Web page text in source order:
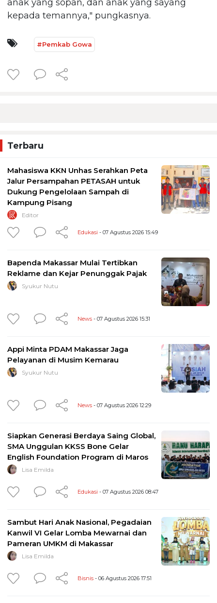
anak yang sopan, dan anak yang sayang
kepada temannya," pungkasnya.
#Pemkab Gowa
Terbaru
Mahasiswa KKN Unhas Serahkan Peta
Jalur Persampahan PETASAH untuk
Dukung Pengelolaan Sampah di
Kampung Pisang
Editor
Edukasi - 07 Agustus 2026 15:49
Bapenda Makassar Mulai Tertibkan
Reklame dan Kejar Penunggak Pajak
Syukur Nutu
News - 07 Agustus 2026 15:31
Appi Minta PDAM Makassar Jaga
Pelayanan di Musim Kemarau
Syukur Nutu
News - 07 Agustus 2026 12:29
Siapkan Generasi Berdaya Saing Global,
SMA Unggulan KKSS Bone Gelar
English Foundation Program di Maros
Lisa Emilda
Edukasi - 07 Agustus 2026 08:47
Sambut Hari Anak Nasional, Pegadaian
Kanwil VI Gelar Lomba Mewarnai dan
Pameran UMKM di Makassar
Lisa Emilda
Bisnis - 06 Agustus 2026 17:51